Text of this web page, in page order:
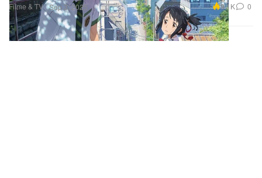
Filme & TV Sep 3, 2025 9.1K 0